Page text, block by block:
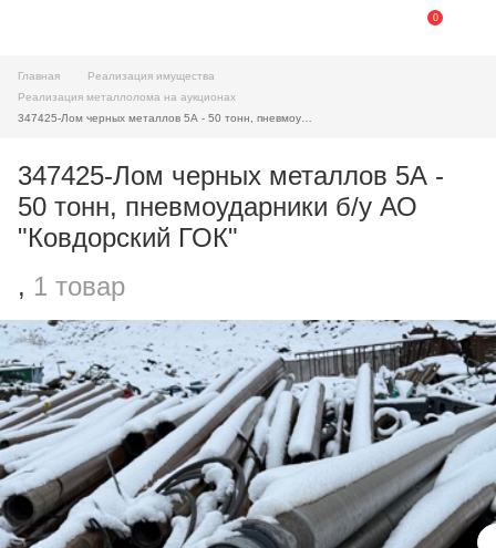
0
Главная
Реализация имущества
Реализация металлолома на аукционах
347425-Лом черных металлов 5А -
50 тонн, пневмоударники б/у АО
"Ковдорский ГОК"
, 1 товар